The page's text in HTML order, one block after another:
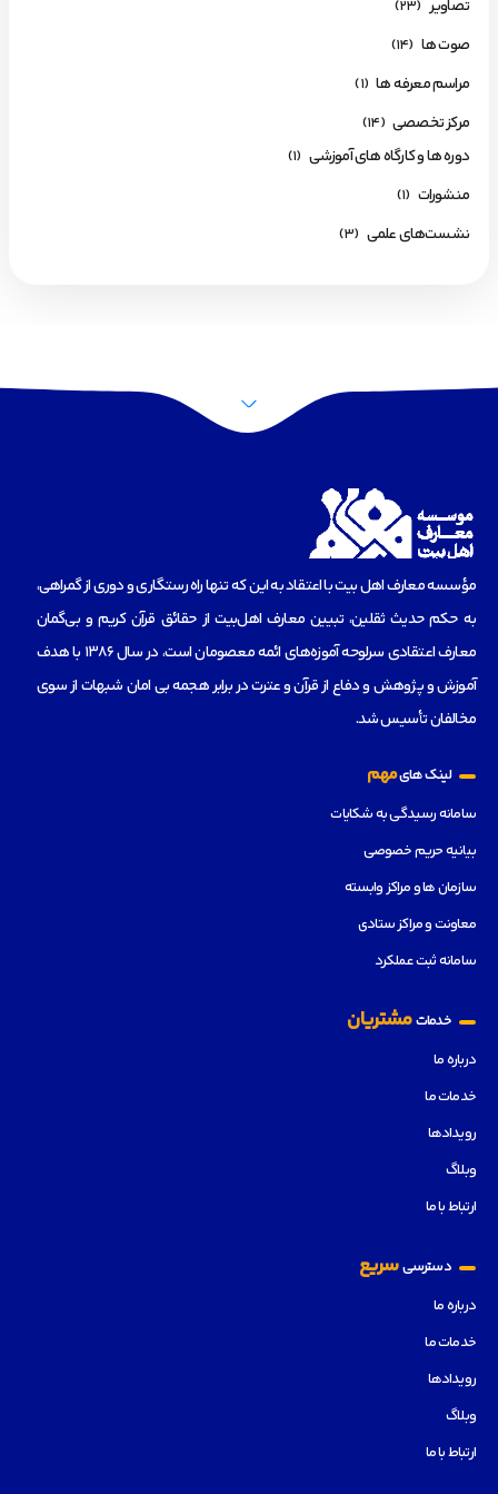
تصاویر (23)
صوت ها (14)
مراسم معرفه ها (1)
مرکز تخصصی (14)
دوره ها و کارگاه های آموزشی (1)
منشورات (1)
نشست‌های علمی (3)
مؤسسه‌ معارف اهل بیت با اعتقاد به این که تنها راه رستگاری و دوری از گمراهی،
به حکم حدیث ثقلین، تبیین معارف اهل‌بیت از حقائق قرآن کریم و بی‌گمان
معارف اعتقادی سرلوحه آموزه‌های ائمه معصومان است، در سال 1386 با هدف
آموزش و پژوهش و دفاع از قرآن و عترت در برابر هجمه بی امان شبهات از سوی
مخالفان تأسیس شد.
لینک هایمهم
سامانه رسیدگی به شکایات
بیانیه حریم خصوصی
سازمان ها و مراکز وابسته
معاونت و مراکز ستادی
سامانه ثبت عملکرد
خدماتمشتریان
درباره ما
خدمات ما
رویدادها
وبلاگ
ارتباط با ما
دسترسیسریع
درباره ما
خدمات ما
رویدادها
وبلاگ
ارتباط با ما